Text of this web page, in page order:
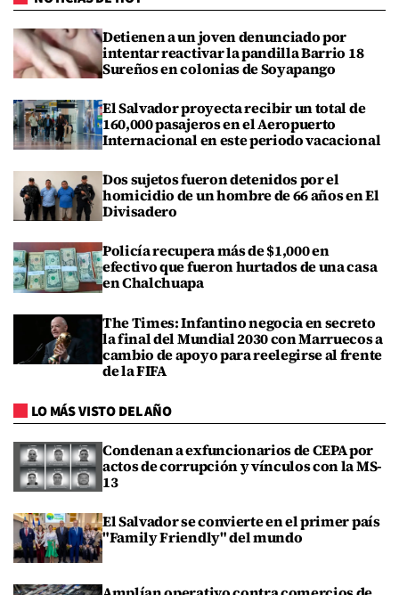
Detienen a un joven denunciado por
intentar reactivar la pandilla Barrio 18
Sureños en colonias de Soyapango
El Salvador proyecta recibir un total de
160,000 pasajeros en el Aeropuerto
Internacional en este periodo vacacional
Dos sujetos fueron detenidos por el
homicidio de un hombre de 66 años en El
Divisadero
Policía recupera más de $1,000 en
efectivo que fueron hurtados de una casa
en Chalchuapa
The Times: Infantino negocia en secreto
la final del Mundial 2030 con Marruecos a
cambio de apoyo para reelegirse al frente
de la FIFA
LO MÁS VISTO DEL AÑO
Condenan a exfuncionarios de CEPA por
actos de corrupción y vínculos con la MS-
13
El Salvador se convierte en el primer país
"Family Friendly" del mundo